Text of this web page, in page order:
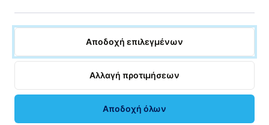
Περιγραφή και προδιαγραφές Αποστολές και επιστροφές
FixPremium FullCover Glass - Σκληρυμένο γυαλί
Προσφέρει κορυφαία προστασία από άκρη σε άκρη
Αποδοχή επιλεγμένων
Αλλαγή προτιμήσεων
Αποδοχή όλων